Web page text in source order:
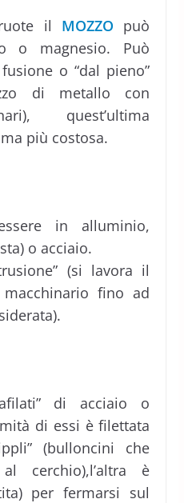
il MOZZO può
o magnesio. Può
o “dal pieno”
di metallo con
quest’ultima
più costosa.
in alluminio,
o acciaio.
(si lavora il
fino ad
di acciaio o
di essi è filettata
(bulloncini che
cerchio),l’altra è
per fermarsi sul